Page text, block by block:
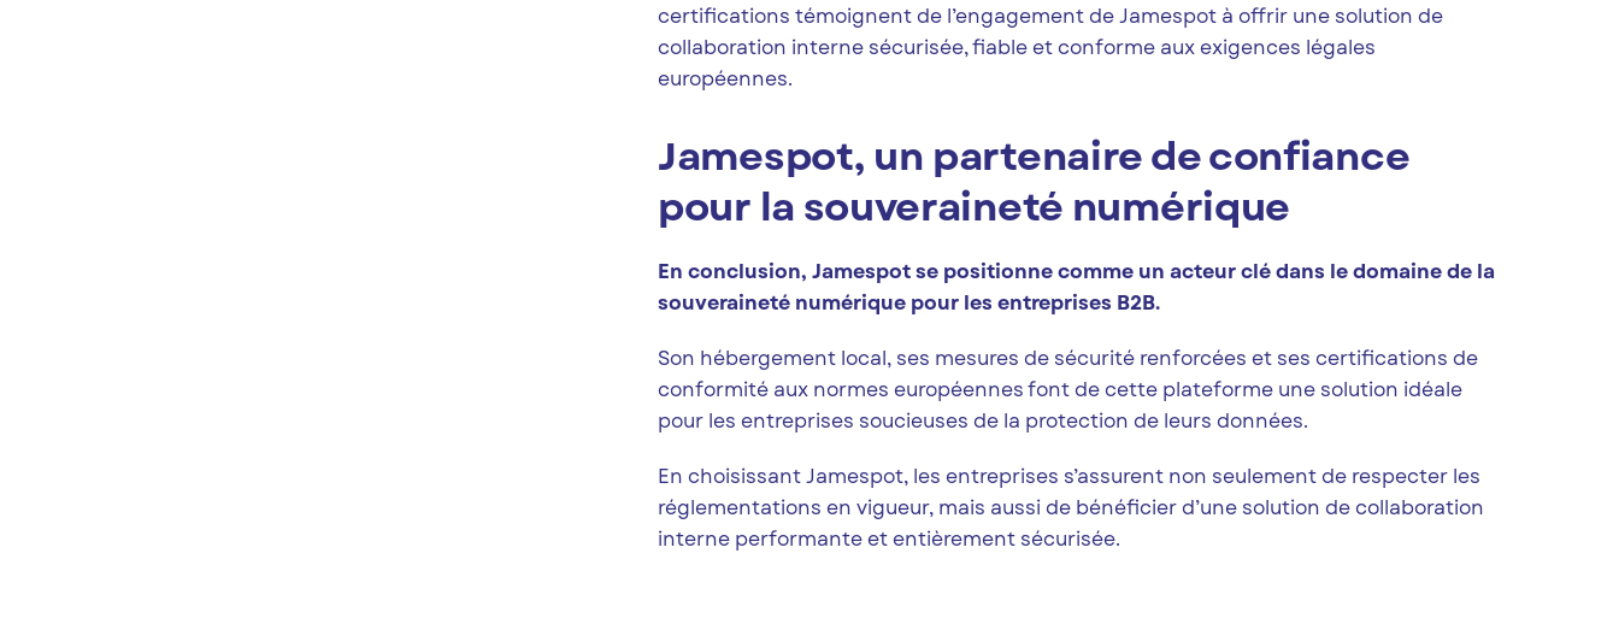
certifications témoignent de l’engagement de Jamespot à offrir une solution de
collaboration interne sécurisée, fiable et conforme aux exigences légales
européennes.
Jamespot, un partenaire de confiance
pour la souveraineté numérique
En conclusion, Jamespot se positionne comme un acteur clé dans le domaine de la
souveraineté numérique pour les entreprises B2B.
Son hébergement local, ses mesures de sécurité renforcées et ses certifications de
conformité aux normes européennes font de cette plateforme une solution idéale
pour les entreprises soucieuses de la protection de leurs données.
En choisissant Jamespot, les entreprises s’assurent non seulement de respecter les
réglementations en vigueur, mais aussi de bénéficier d’une solution de collaboration
interne performante et entièrement sécurisée.